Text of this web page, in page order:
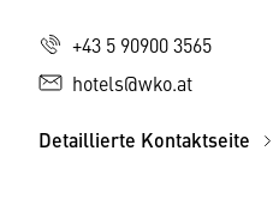
+43 5 90900 3565
hotels@wko.at
Detaillierte Kontaktseite